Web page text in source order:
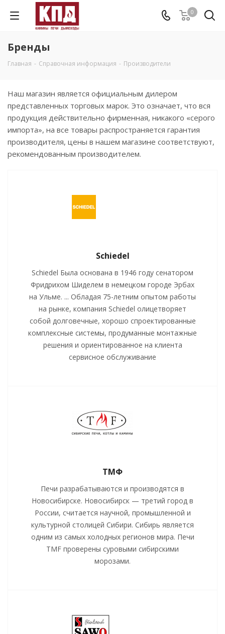
0
Бренды
Главная - Справочная информация - Производители
Наш магазин является официальным дилером
представленных торговых марок. Это означает, что вся
продукция действительно фирменная, никакого «серого
импорта», на все товары распространяется гарантия
производителя, цены в нашем магазине соответствуют,
рекомендованным производителем.
Schiedel
Schiedel Была основана в 1946 году сенатором
Фридрихом Шиделем в немецком городе Эрбах
на Ульме. ... Обладая 75-летним опытом работы
на рынке, компания Schiedel олицетворяет
собой долговечные, хорошо спроектированные
комплексные системы, продуманные монтажные
решения и ориентированное на клиента
сервисное обслуживание
ТМФ
Печи разрабатываются и производятся в
Новосибирске. Новосибирск — третий город в
России, считается научной, промышленной и
культурной столицей Сибири. Сибирь является
одним из самых холодных регионов мира. Печи
TMF проверены суровыми сибирскими
морозами.